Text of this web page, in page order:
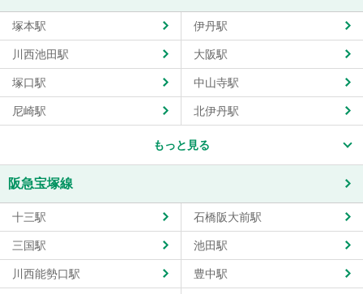
塚本駅 伊丹駅
川西池田駅 大阪駅
塚口駅 中山寺駅
尼崎駅 北伊丹駅
もっと見る
阪急宝塚線
十三駅 石橋阪大前駅
三国駅 池田駅
川西能勢口駅 豊中駅